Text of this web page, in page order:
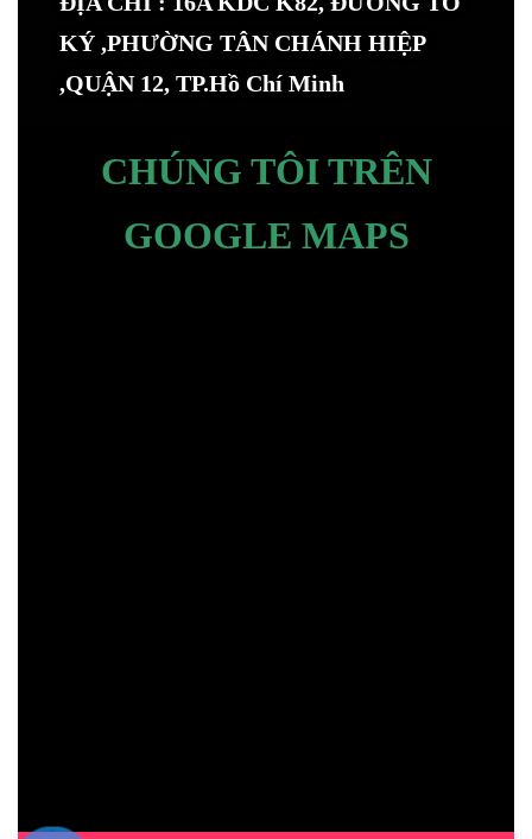
KÝ ,PHƯỜNG TÂN CHÁNH HIỆP
,QUẬN 12, TP.Hồ Chí Minh
CHÚNG TÔI TRÊN
GOOGLE MAPS